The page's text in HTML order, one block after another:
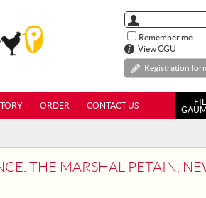
Remember me
View CGU
Registration
ORDER CONTACT US
PETAIN, NEW AMBASSADOR OF